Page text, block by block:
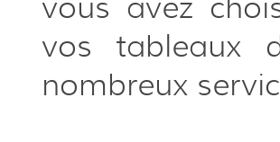
vos tableaux
nombreux